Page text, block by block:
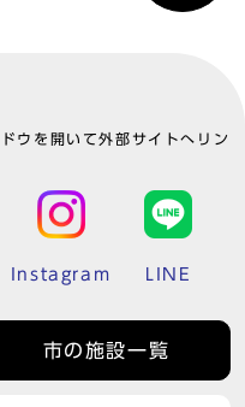
ウを開いて外部サイトへリン
Instagram LINE
市の施設一覧